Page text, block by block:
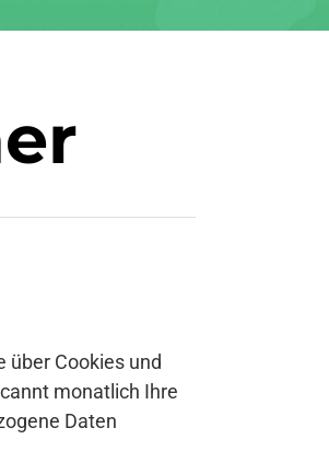
über Cookies und
monatlich Ihre
Daten